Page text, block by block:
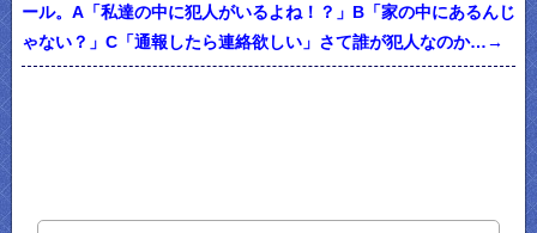
ール。A「私達の中に犯人がいるよね！？」B「家の中にあるんじ
ゃない？」C「通報したら連絡欲しい」さて誰が犯人なのか…→